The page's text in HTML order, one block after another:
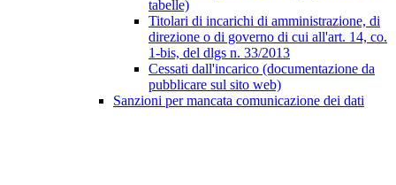
tabelle)
Titolari di incarichi di amministrazione, di
direzione o di governo di cui all'art. 14, co.
1-bis, del dlgs n. 33/2013
Cessati dall'incarico (documentazione da
pubblicare sul sito web)
Sanzioni per mancata comunicazione dei dati